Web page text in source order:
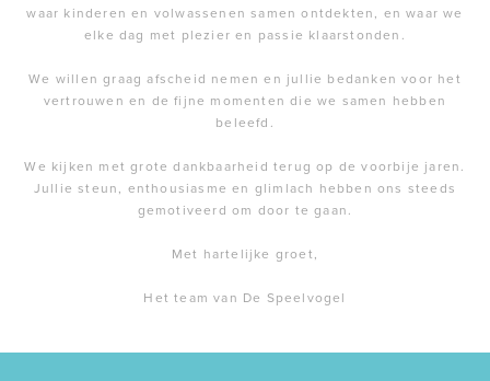
waar kinderen en volwassenen samen ontdekten, en waar we
elke dag met plezier en passie klaarstonden.
We willen graag afscheid nemen en jullie bedanken voor het
vertrouwen en de fijne momenten die we samen hebben
beleefd.
We kijken met grote dankbaarheid terug op de voorbije jaren.
Jullie steun, enthousiasme en glimlach hebben ons steeds
gemotiveerd om door te gaan.
Met hartelijke groet,
Het team van De Speelvogel